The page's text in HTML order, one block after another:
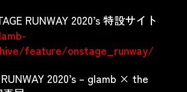
RUNWAY 2020’s 特設サイト
feature/onstage_runway/
2020’s – glamb × the